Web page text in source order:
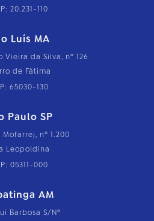
20.231-110
Luís MA
Vieira da Silva, nº 126
de Fátima
65030-130
Paulo SP
nº 1.200
Leopoldina
05311-000
AM
Barbosa S/Nº